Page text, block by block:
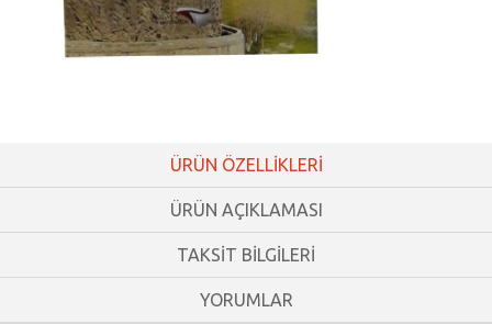
ÜRÜN ÖZELLİKLERİ
ÜRÜN AÇIKLAMASI
TAKSİT BİLGİLERİ
YORUMLAR